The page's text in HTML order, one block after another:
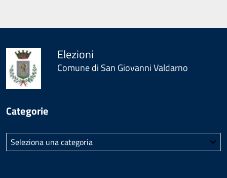
Elezioni
Comune di San Giovanni Valdarno
Categorie
Categorie